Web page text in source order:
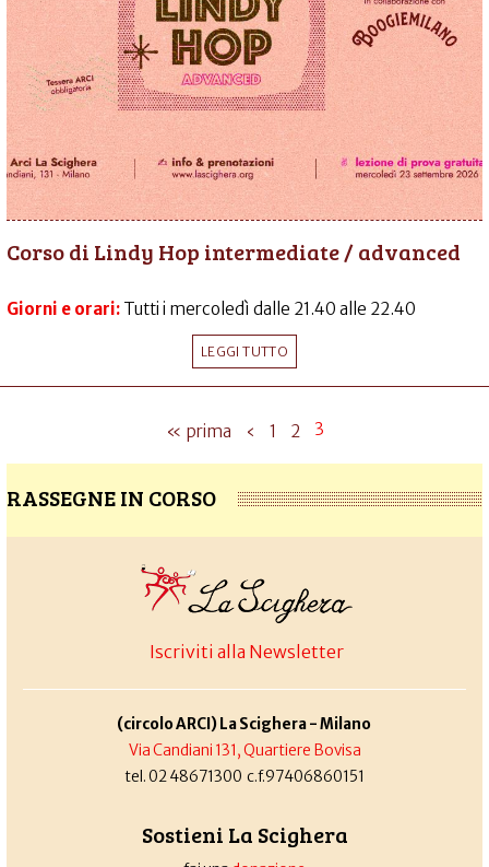
Corso di Lindy Hop intermediate / advanced
Giorni e orari: Tutti i mercoledì dalle 21.40 alle 22.40
LEGGI TUTTO
« prima ‹ 1 2 3
RASSEGNE IN CORSO
Iscriviti alla Newsletter
(circolo ARCI) La Scighera - Milano
Via Candiani 131, Quartiere Bovisa
tel. 02 48671300 c.f.97406860151
Sostieni La Scighera